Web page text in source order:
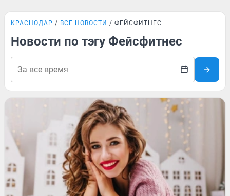
КРАСНОДАР ВСЕ НОВОСТИ ФЕЙСФИТНЕС
Новости по тэгу Фейсфитнес